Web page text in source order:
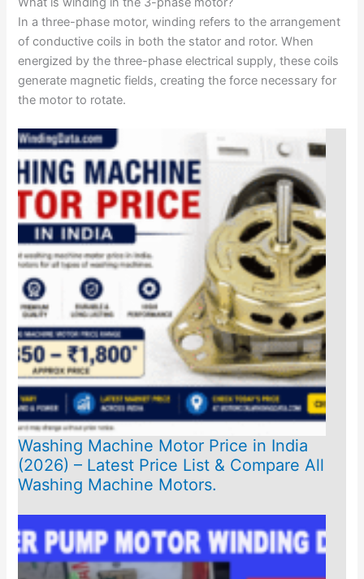
In a three-phase motor, winding refers to the arrangement
of conductive coils in both the stator and rotor. When
energized by the three-phase electrical supply, these coils
generate magnetic fields, creating the force necessary for
the motor to rotate.
Washing Machine Motor Price in India
(2026) – Latest Price List & Compare All
Washing Machine Motors.